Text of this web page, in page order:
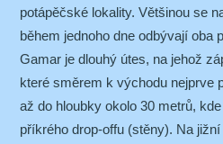
potápěčské lokality. Většinou se
během jednoho dne odbývají oba
Gamar je dlouhý útes, na jehož
které směrem k východu nejprve
až do hloubky okolo 30 metrů,
příkrého drop-offu (stěny). Na